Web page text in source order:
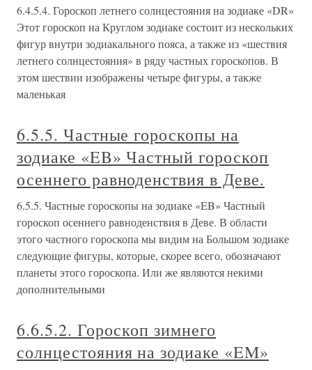
6.4.5.4. Гороскоп летнего солнцестояния на зодиаке «DR»
Этот гороскоп на Круглом зодиаке состоит из нескольких
фигур внутри зодиакального пояса, а также из «шествия
летнего солнцестояния» в ряду частных гороскопов. В
этом шествии изображены четыре фигуры, а также
маленькая
6.5.5. Частные гороскопы на
зодиаке «EB» Частный гороскоп
осеннего равноденствия в Деве.
6.5.5. Частные гороскопы на зодиаке «EB» Частный
гороскоп осеннего равноденствия в Деве. В области
этого частного гороскопа мы видим на Большом зодиаке
следующие фигуры, которые, скорее всего, обозначают
планеты этого гороскопа. Или же являются некими
дополнительными
6.6.5.2. Гороскоп зимнего
солнцестояния на зодиаке «EM»